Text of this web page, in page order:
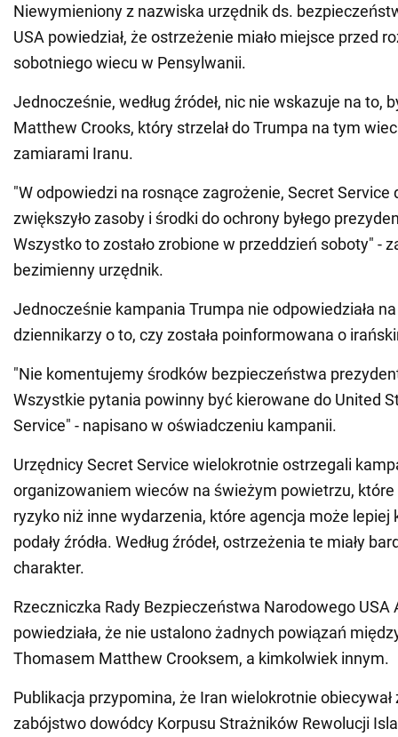
Niewymieniony z nazwiska urzędnik ds.
USA powiedział, że ostrzeżenie miało miejsce przed
sobotniego wiecu w Pensylwanii.
Jednocześnie, według źródeł, nic nie wskazuje na to,
Matthew Crooks, który strzelał do Trumpa na tym
zamiarami Iranu.
"W odpowiedzi na rosnące zagrożenie, Secret Service
zwiększyło zasoby i środki do ochrony byłego
Wszystko to zostało zrobione w przeddzień soboty" -
bezimienny urzędnik.
Jednocześnie kampania Trumpa nie odpowiedziała
dziennikarzy o to, czy została poinformowana o
"Nie komentujemy środków bezpieczeństwa
Wszystkie pytania powinny być kierowane do United
Service" - napisano w oświadczeniu kampanii.
Urzędnicy Secret Service wielokrotnie ostrzegali
organizowaniem wieców na świeżym powietrzu,
ryzyko niż inne wydarzenia, które agencja może lepiej
podały źródła. Według źródeł, ostrzeżenia te miały
charakter.
Rzeczniczka Rady Bezpieczeństwa Narodowego USA
powiedziała, że nie ustalono żadnych powiązań
Thomasem Matthew Crooksem, a kimkolwiek innym.
Publikacja przypomina, że Iran wielokrotnie obiecywał
zabójstwo dowódcy Korpusu Strażników Rewolucji